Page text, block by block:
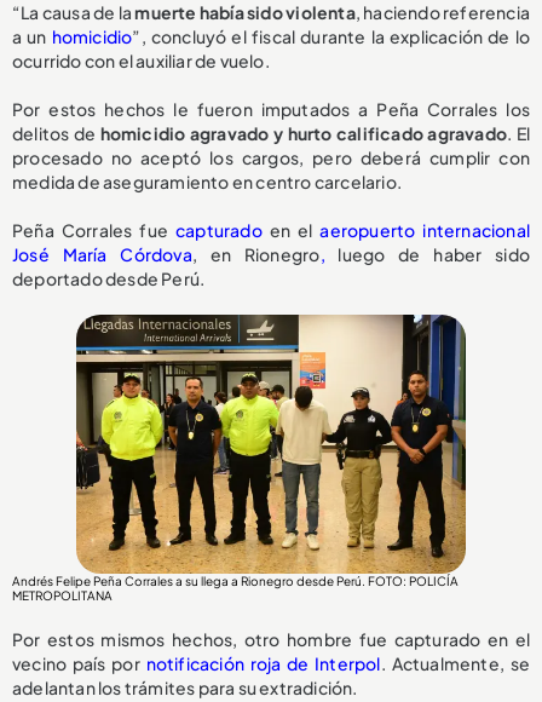
“La causa de lamuerte había sido violenta, haciendo referencia
a un homicidio”, concluyó el fiscal durante la explicación de lo
ocurrido con el auxiliar de vuelo.
Por estos hechos le fueron imputados a Peña Corrales los
delitos de homicidio agravado y hurto calificado agravado. El
procesado no aceptó los cargos, pero deberá cumplir con
medida de aseguramiento en centro carcelario.
Peña Corrales fue capturadoen elaeropuerto internacional
José María Córdova, en Rionegro, luego de haber sido
deportado desde Perú.
Andrés Felipe Peña Corrales a su llega a Rionegro desde Perú. FOTO: POLICÍA
METROPOLITANA
Por estos mismos hechos, otro hombre fue capturado en el
vecino país por notificación roja de Interpol. Actualmente, se
adelantan los trámites para su extradición.